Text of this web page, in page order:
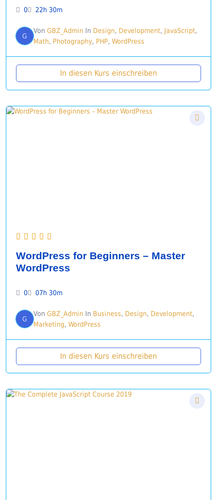
0 22h 30m
G
Von GBZ_Admin In Design, Development, JavaScript,
Math, Photography, PHP, WordPress
In diesen Kurs einschreiben
WordPress for Beginners – Master
WordPress
0 07h 30m
G
Von GBZ_Admin In Business, Design, Development,
Marketing, WordPress
In diesen Kurs einschreiben